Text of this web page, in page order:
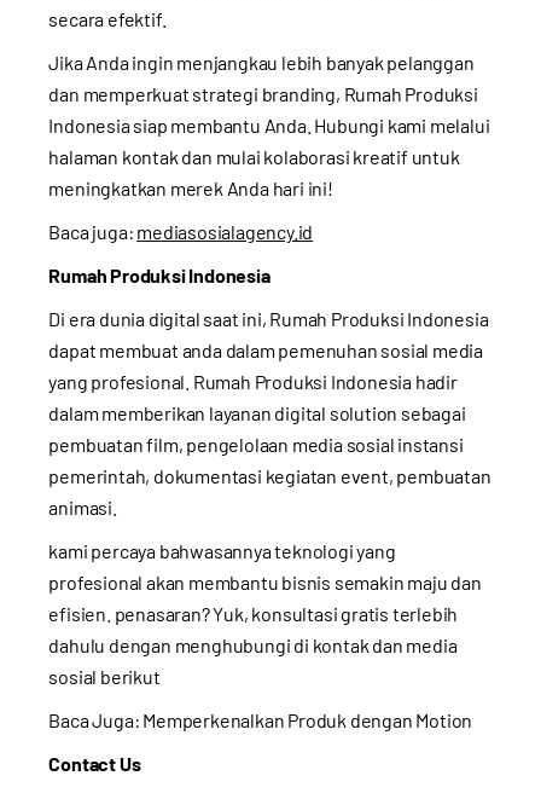
secara efektif.
Jika Anda ingin menjangkau lebih banyak pelanggan
dan memperkuat strategi branding, Rumah Produksi
Indonesiasiap membantu Anda. Hubungi kami melalui
halaman kontak dan mulai kolaborasi kreatif untuk
meningkatkan merek Anda hari ini!
Baca juga: mediasosialagency.id
Rumah Produksi Indonesia
Di era dunia digital saat ini, Rumah Produksi Indonesia
dapat membuat anda dalam pemenuhan sosial media
yang profesional. Rumah Produksi Indonesia hadir
dalam memberikan layanan digital solution sebagai
pembuatan film, pengelolaan media sosial instansi
pemerintah, dokumentasi kegiatan event, pembuatan
animasi.
kami percaya bahwasannya teknologi yang
profesional akan membantu bisnis semakin maju dan
efisien. penasaran? Yuk, konsultasi gratis terlebih
dahulu dengan menghubungi di kontak dan media
sosial berikut
Baca Juga: Memperkenalkan Produk dengan Motion
Contact Us